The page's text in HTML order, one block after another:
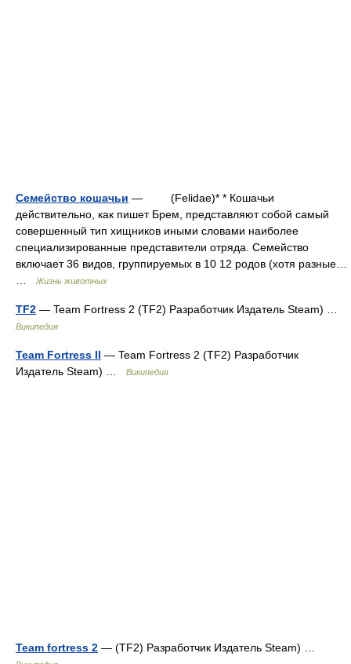
Семейство кошачьи — (Felidae)* * Кошачьи
действительно, как пишет Брем, представляют собой самый
совершенный тип хищников иными словами наиболее
специализированные представители отряда. Семейство
включает 36 видов, группируемых в 10 12 родов (хотя разные…
Жизнь животных
TF2 — Team Fortress 2 (TF2) Разработчик Издатель Steam) …
Википедия
Team Fortress II — Team Fortress 2 (TF2) Разработчик
Издатель Steam) …
Википедия
Team fortress 2 — (TF2) Разработчик Издатель Steam) …